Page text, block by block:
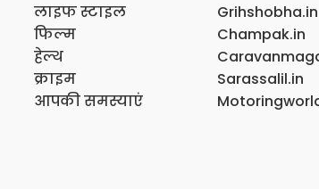
लाइफ स्टाइल
फिल्म
हेल्थ
क्राइम
आपकी समस्याएं
Grihshobha.in
Champak.in
Sarassalil.in